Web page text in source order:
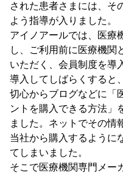
された患者さまには、そ
よう指導が入りました。
アイノアールでは、医療
し、ご利用前に医療機関
いただく、会員制度を導
導入してしばらくすると
切心からブログなどに「
ントを購入できる方法」
ました。ネットでその情
当社から購入するように
てしまいました。
そこで医療機関専門メー